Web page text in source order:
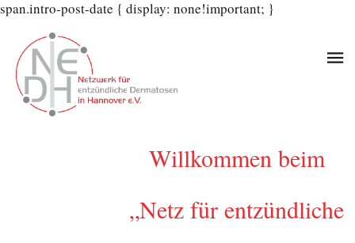
span.intro-post-date { display: none!important; }
Willkommen beim
„Netz für entzündliche